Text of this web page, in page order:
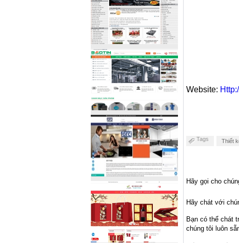
Website:
Tags Thiết
Hãy gọi cho
Hãy chát với
Bạn có thể chát
chúng tôi luôn